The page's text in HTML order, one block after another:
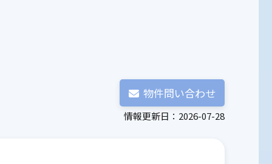
物件問い合わせ
情報更新日：2026-07-28